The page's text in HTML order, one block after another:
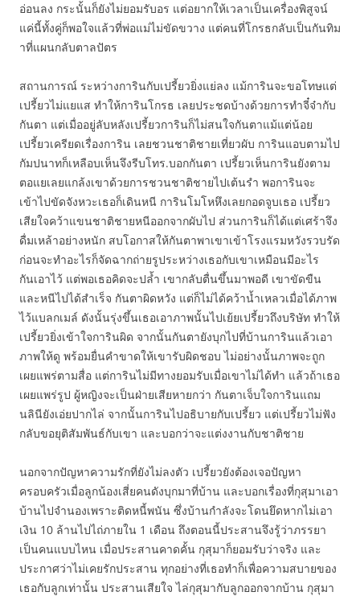
อ่อนลง กระนั้นก็ยังไม่ยอมรับอร แต่อยากให้เวลาเป็นเครื่องพิสูจน์
แค่นี้ทั้งคู่ก็พอใจแล้วที่พ่อแม่ไม่ขัดขวาง แต่คนที่โกรธกลับเป็นกันทิม
าที่แผนกลับตาลปัตร
สถานการณ์ ระหว่างการินกับเปรี้ยวยิ่งแย่ลง แม้การินจะขอโทษแต่
เปรี้ยวไม่แยแส ทำให้การินโกรธ เลยประชดบ้างด้วยการทำจี๋จ๋ากับ
กันตา แต่เมื่ออยู่ลับหลังเปรี้ยวการินก็ไม่สนใจกันตาแม้แต่น้อย
เปรี้ยวเครียดเรื่องการิน เลยชวนชาติชายเที่ยวผับ การินแอบตามไป
กัมปนาทก็เหลือบเห็นจึงรีบโทร.บอกกันตา เปรี้ยวเห็นการินยังตาม
ตอแยเลยแกล้งเขาด้วยการชวนชาติชายไปเต้นรำ พอการินจะ
เข้าไปขัดจังหวะเธอก็เดินหนี การินโมโหหึงเลยกอดจูบเธอ เปรี้ยว
เสียใจคว้าแขนชาติชายหนีออกจากผับไป ส่วนการินก็ได้แต่เศร้าจึง
ดื่มเหล้าอย่างหนัก สบโอกาสให้กันตาพาเขาเข้าโรงแรมหวังรวบรัด
ก่อนจะทำอะไรก็จัดฉากถ่ายรูประหว่างเธอกับเขาเหมือนมีอะไร
กันเอาไว้ แต่พอเธอคิดจะปล้ำ เขากลับตื่นขึ้นมาพอดี เขาขัดขืน
และหนีไปได้สำเร็จ กันตาผิดหวัง แต่ก็ไม่ได้คว้าน้ำเหลวเมื่อได้ภาพ
ไว้แบลกเมล์ ดังนั้นรุ่งขึ้นเธอเอาภาพนั้นไปเย้ยเปรี้ยวถึงบริษัท ทำให้
เปรี้ยวยิ่งเข้าใจการินผิด จากนั้นกันตายังบุกไปที่บ้านการินแล้วเอา
ภาพให้ดู พร้อมยื่นคำขาดให้เขารับผิดชอบ ไม่อย่างนั้นภาพจะถูก
เผยแพร่ตามสื่อ แต่การินไม่มีทางยอมรับเมื่อเขาไม่ได้ทำ แล้วถ้าเธอ
เผยแพร่รูป ผู้หญิงจะเป็นฝ่ายเสียหายกว่า กันตาเจ็บใจการินแถม
นลินียังเอ่ยปากไล่ จากนั้นการินไปอธิบายกับเปรี้ยว แต่เปรี้ยวไม่ฟัง
กลับขอยุติสัมพันธ์กับเขา และบอกว่าจะแต่งงานกับชาติชาย
นอกจากปัญหาความรักที่ยังไม่ลงตัว เปรี้ยวยังต้องเจอปัญหา
ครอบครัวเมื่อลูกน้องเสี่ยคนดังบุกมาที่บ้าน และบอกเรื่องที่กุสุมาเอา
บ้านไปจำนองเพราะติดหนี้พนัน ซึ่งบ้านกำลังจะโดนยึดหากไม่เอา
เงิน 10 ล้านไปไถ่ภายใน 1 เดือน ถึงตอนนี้ประสานจึงรู้ว่าภรรยา
เป็นคนแบบไหน เมื่อประสานคาดคั้น กุสุมาก็ยอมรับว่าจริง และ
ประกาศว่าไม่เคยรักประสาน ทุกอย่างที่เธอทำก็เพื่อความสบายของ
เธอกับลูกเท่านั้น ประสานเสียใจ ไล่กุสุมากับลูกออกจากบ้าน กุสุมา